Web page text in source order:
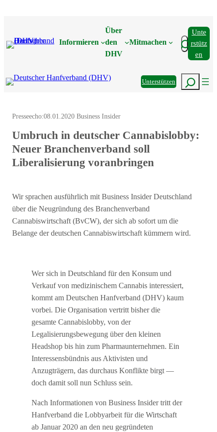
Informieren
Über
den
DHV
Mitmachen Suchen
Unte
Rstütz
En
UnterstützenSuchen
Presseecho:08.01.2020 Business Insider
Umbruch in deutscher Cannabislobby:
Neuer Branchenverband soll
Liberalisierung voranbringen
Wir sprachen ausführlich mit Business Insider Deutschland
über die Neugründung des Branchenverband
Cannabiswirtschaft (BvCW), der sich ab sofort um die
Belange der deutschen Cannabiswirtschaft kümmern wird.
Wer sich in Deutschland für den Konsum und
Verkauf von medizinischem Cannabis interessiert,
kommt am Deutschen Hanfverband (DHV) kaum
vorbei. Die Organisation vertritt bisher die
gesamte Cannabislobby, von der
Legalisierungsbewegung über den kleinen
Headshop bis hin zum Pharmaunternehmen. Ein
Interessensbündnis aus Aktivisten und
Anzugträgern, das durchaus Konflikte birgt —
doch damit soll nun Schluss sein.
Nach Informationen von Business Insider tritt der
Hanfverband die Lobbyarbeit für die Wirtschaft
ab Januar 2020 an den neu gegründeten